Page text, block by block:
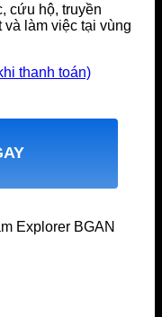
cứu hộ, truyền
làm việc tại vùng
thanh toán)
Explorer BGAN